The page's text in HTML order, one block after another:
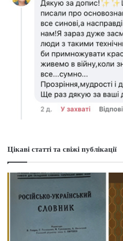
Цікаві статті та свіжі публікації